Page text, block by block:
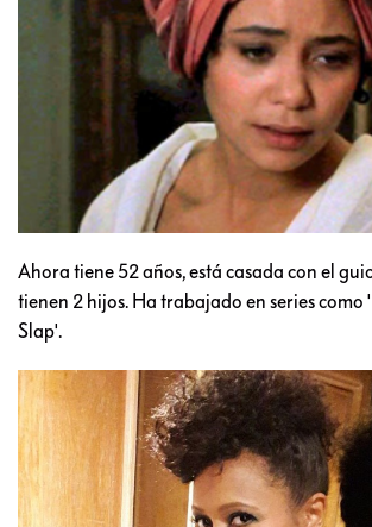
Ahora tiene 52 años, está casada con el
tienen 2 hijos. Ha trabajado en series como
Slap'.